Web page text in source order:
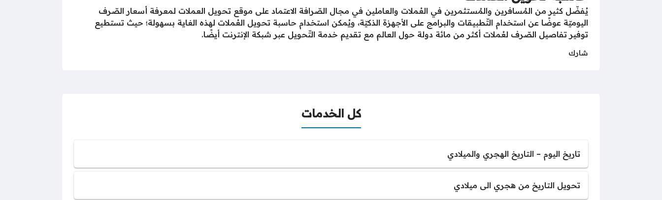
يُفضّل كثير من المُسافرين والمُستثمرين في العُملات والعاملين في مجال الصّرافة الاعتماد على موقع تحويل العملات لمعرفة أسعار الصّرف
اليوميّة عوضًا عن استخدام التّطبيقات والبرامج على الأجهزة الذكيّة، ويُمكن استخدام حاسبة تحويل العُملات لهذه الغاية بسهولة؛ حيث تستطيع
توفير تفاصيل الصّرف لعُملات أكثر من مائة دولة حول العالم مع تقديم خدمة التّحويل عبر شبكة الإنترنت أيضًا.
شارك
كل الخدمات
تاريخ اليوم – التاريخ الهجري والميلادي
تحويل التاريخ من هجري الى ميلادي